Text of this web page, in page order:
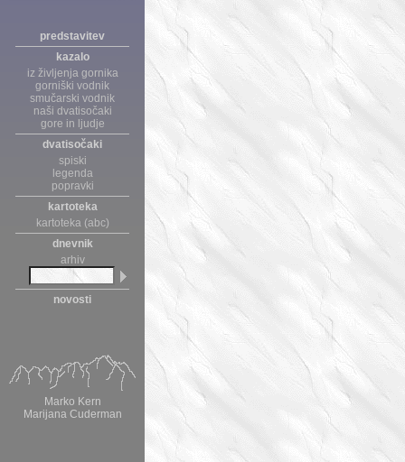
predstavitev
kazalo
iz življenja gornika
gorniški vodnik
smučarski vodnik
naši dvatisočaki
gore in ljudje
dvatisočaki
spiski
legenda
popravki
kartoteka
kartoteka (abc)
dnevnik
arhiv
novosti
Marko Kern
Marijana Cuderman